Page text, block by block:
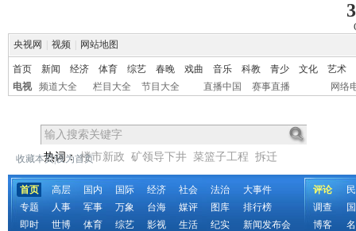
央视网
视频 网站地图
首页 新闻 经济 体育 综艺 春晚 戏曲 音乐 科教 青少 文化
艺术
电视
频道大全 栏目大全 节目大全 直播中国 赛事直播 网络
热词： 楼市新政 矿领导下井 菜篮子工程 拆迁
收藏本页|设为首页
首页 高层 国内 国际 经济 社会 法治
大事件
专题
人事 军事 万象 台海 媒评 图库
排行榜
即时
世博 体育 综艺 影视 生活 纪实 新闻发布会
评论
调查
博客